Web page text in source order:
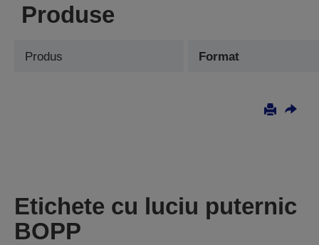
Produse
Produs Format
Etichete cu luciu puternic
BOPP